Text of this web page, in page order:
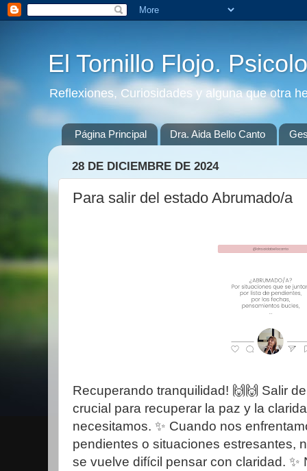
El Tornillo Flojo.
Reflexiones, Curiosidades y alguna que otra
Página Principal Dra. Aida Bello Canto
28 DE DICIEMBRE DE 2024
Para salir del estado Abrumado/a
Recuperando tranquilidad! 🙌🙌 Salir
crucial para recuperar la paz y la
necesitamos. ✨️ Cuando nos
pendientes o situaciones estresantes,
se vuelve difícil pensar con claridad. ✨️